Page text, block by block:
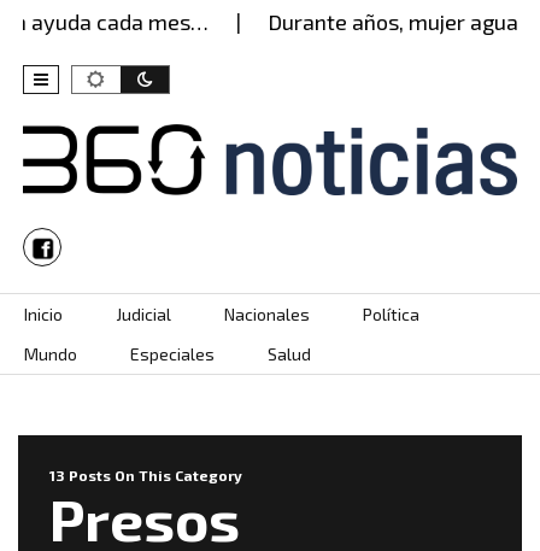
cada mes… Durante años, mujer aguantó
Skip to content
Inicio Judicial Nacionales
Política
Mundo
Especiales Salud
13 Posts On This Category
Presos